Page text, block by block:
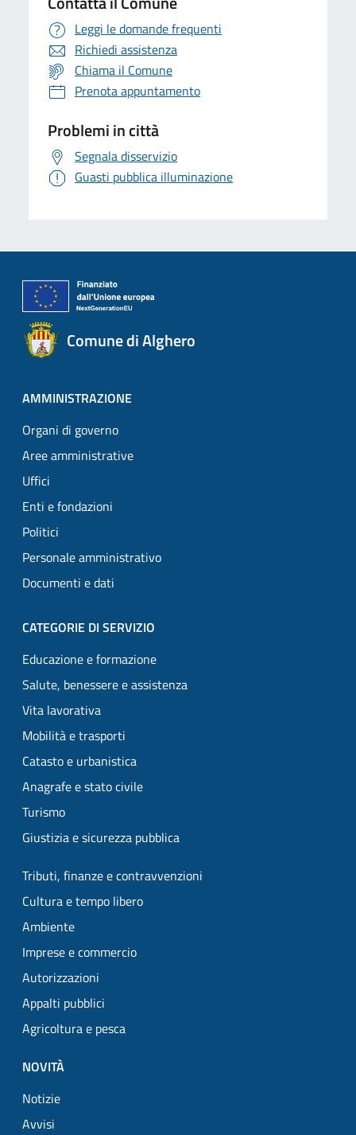
Leggi le domande frequenti
Richiedi assistenza
Chiama il Comune
Prenota appuntamento
Problemi in città
Segnala disservizio
Guasti pubblica illuminazione
Comune di Alghero
AMMINISTRAZIONE
Organi di governo
Aree amministrative
Uffici
Enti e fondazioni
Politici
Personale amministrativo
Documenti e dati
CATEGORIE DI SERVIZIO
Educazione e formazione
Salute, benessere e assistenza
Vita lavorativa
Mobilità e trasporti
Catasto e urbanistica
Anagrafe e stato civile
Turismo
Giustizia e sicurezza pubblica
Tributi, finanze e contravvenzioni
Cultura e tempo libero
Ambiente
Imprese e commercio
Autorizzazioni
Appalti pubblici
Agricoltura e pesca
NOVITÀ
Notizie
Avvisi